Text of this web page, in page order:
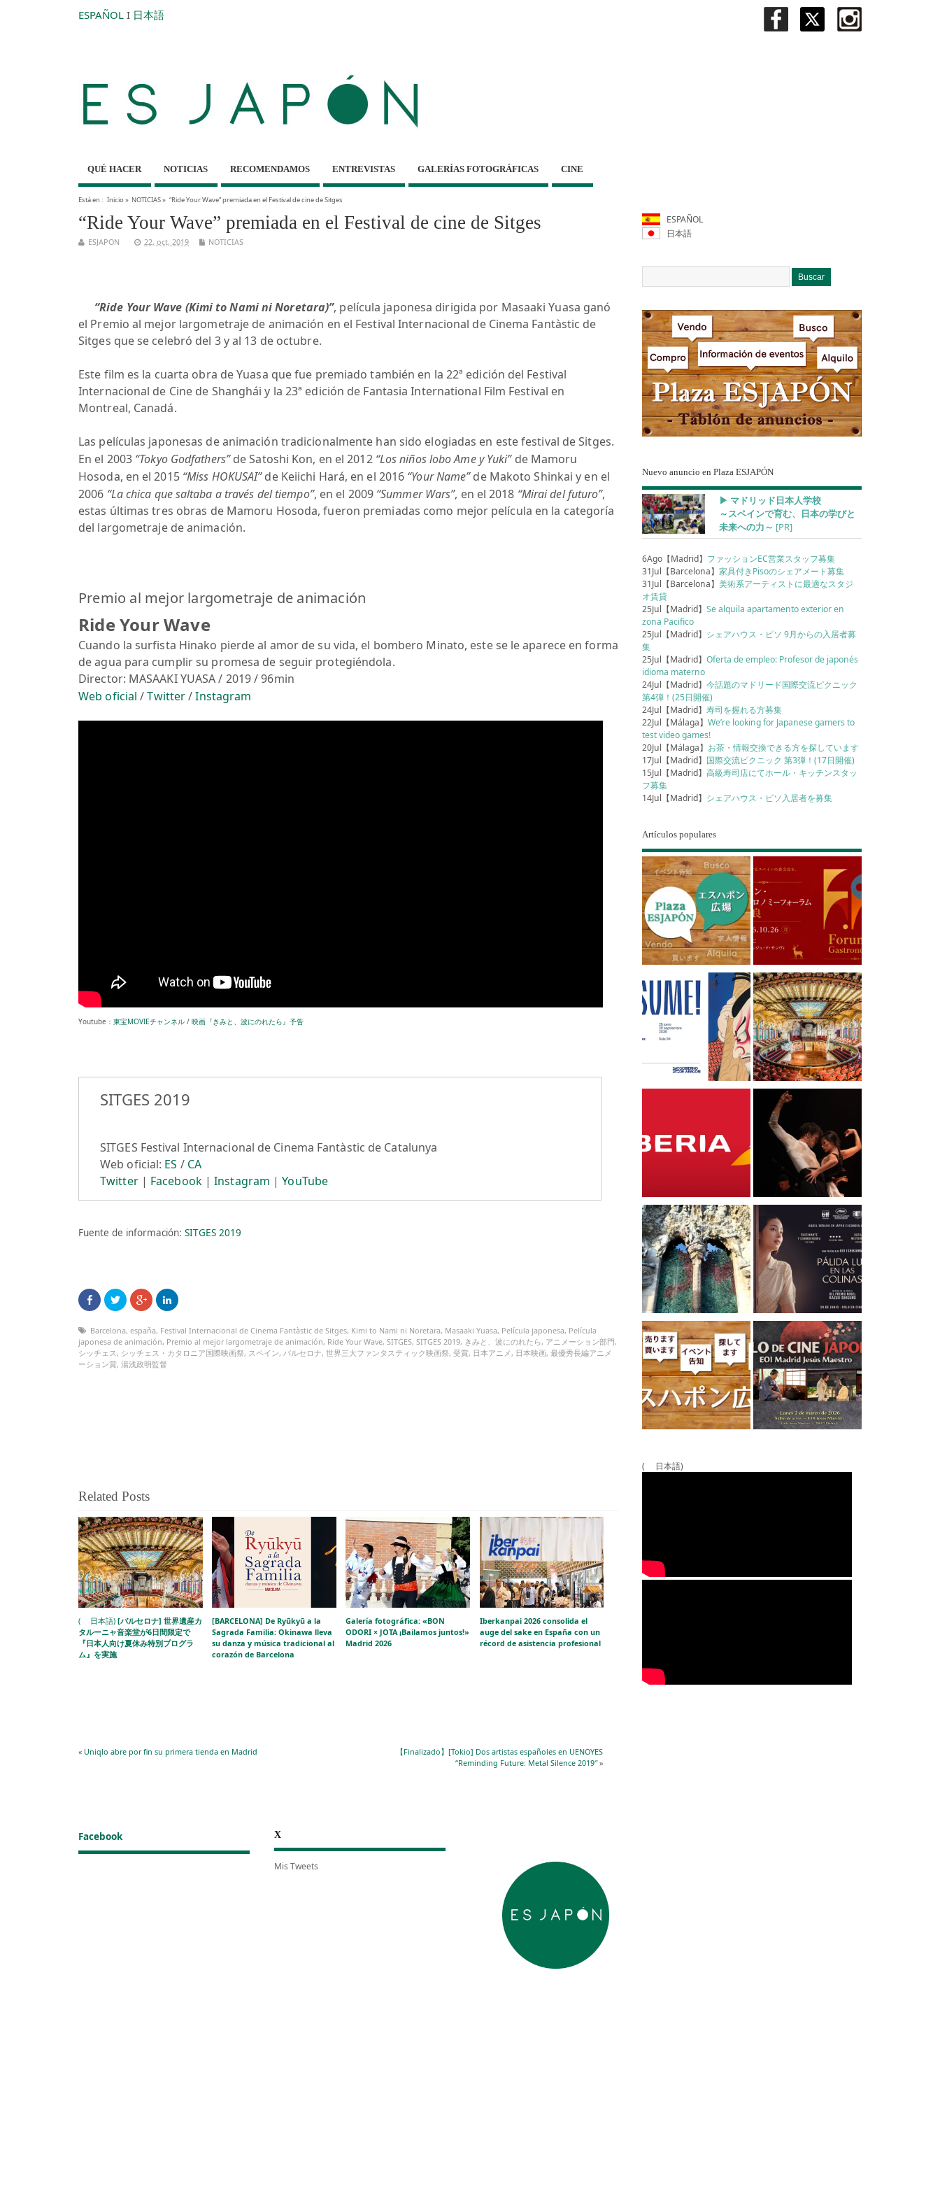
ESPAÑOL I 日本語
QUÉ HACER NOTICIAS RECOMENDAMOS ENTREVISTAS GALERÍAS FOTOGRÁFICAS CINE
Está en : Inicio» NOTICIAS» “Ride Your Wave” premiada en el Festival de cine de Sitges
“Ride Your Wave” premiada en el Festival de cine de Sitges
ESJAPON 22, oct, 2019 NOTICIAS
“Ride Your Wave (Kimi to Nami ni Noretara)”, película japonesa dirigida por Masaaki Yuasa ganó
el Premio al mejor largometraje de animación en el Festival Internacional de Cinema Fantàstic de
Sitges que se celebró del 3 y al 13 de octubre.
Este film es la cuarta obra de Yuasa que fue premiado también en la 22ª edición del Festival
Internacional de Cine de Shanghái y la 23ª edición de Fantasia International Film Festival en
Montreal, Canadá.
Las películas japonesas de animación tradicionalmente han sido elogiadas en este festival de Sitges.
En el 2003 “Tokyo Godfathers”de Satoshi Kon, en el 2012 “Los niños lobo Ame y Yuki”de Mamoru
Hosoda, en el 2015 “Miss HOKUSAI”de Keiichi Hará, en el 2016 “Your Name”de Makoto Shinkai y en el
2006 “La chica que saltaba a través del tiempo”, en el 2009 “Summer Wars”, en el 2018 “Mirai del futuro”,
estas últimas tres obras de Mamoru Hosoda, fueron premiadas como mejor película en la categoría
del largometraje de animación.
Premio al mejor largometraje de animación
Ride Your Wave
Cuando la surfista Hinako pierde al amor de su vida, el bombero Minato, este se le aparece en forma
de agua para cumplir su promesa de seguir protegiéndola.
Director: MASAAKI YUASA / 2019 / 96min
Web oficial /Twitter/Instagram
Youtube： 東宝MOVIEチャンネル / 映画『きみと、波にのれたら』予告
SITGES 2019
SITGES Festival Internacional de Cinema Fantàstic de Catalunya
Web oficial: ES / CA
Twitter| Facebook|Instagram |YouTube
Fuente de información: SITGES 2019
Barcelona, españa, Festival Internacional de Cinema Fantàstic de Sitges, Kimi to Nami ni Noretara, Masaaki Yuasa, Película japonesa, Película
japonesa de animación, Premio al mejor largometraje de animación, Ride Your Wave, SITGES, SITGES 2019, きみと、波にのれたら, アニメーション部門,
シッチェス, シッチェス・カタロニア国際映画祭, スペイン, バルセロナ, 世界三大ファンタスティック映画祭, 受賞, 日本アニメ, 日本映画, 最優秀長編アニメ
ーション賞, 湯浅政明監督
Related Posts
( 日本語) [バルセロナ] 世界遺産カ
タルーニャ音楽堂が6日間限定で
『日本人向け夏休み特別プログラ
ム』を実施
[BARCELONA] De Ryūkyū a la
Sagrada Familia: Okinawa lleva
su danza y música tradicional al
corazón de Barcelona
Galería fotográfica: «BON
ODORI × JOTA ¡Bailamos juntos!»
Madrid 2026
Iberkanpai 2026 consolida el
auge del sake en España con un
récord de asistencia profesional
« Uniqlo abre por fin su primera tienda en Madrid
【Finalizado】[Tokio] Dos artistas españoles en UENOYES
“Reminding Future: Metal Silence 2019″»
ESPAÑOL
日本語
Nuevo anuncio en Plaza ESJAPÓN
▶︎ マドリッド日本人学校
～スペインで育む、日本の学びと
未来への力～ [PR]
6Ago【Madrid】 ファッションEC営業スタッフ募集
31Jul【Barcelona】家具付きPisoのシェアメート募集
31Jul【Barcelona】美術系アーティストに最適なスタジ
オ賃貸
25Jul【Madrid】Se alquila apartamento exterior en
zona Pacifico
25Jul【Madrid】 シェアハウス・ピソ 9月からの入居者募
集
25Jul【Madrid】Oferta de empleo: Profesor de japonés
idioma materno
24Jul【Madrid】今話題のマドリード国際交流ピクニック
第4弾！(25日開催)
24Jul【Madrid】寿司を握れる方募集
22Jul【Málaga】We’re looking for Japanese gamers to
test video games!
20Jul【Málaga】 お茶・情報交換できる方を探しています
17Jul【Madrid】 国際交流ピクニック 第3弾！(17日開催)
15Jul【Madrid】高級寿司店にてホール・キッチンスタッ
フ募集
14Jul【Madrid】 シェアハウス・ピソ入居者を募集
Artículos populares
( 日本語)
Facebook X
Mis Tweets